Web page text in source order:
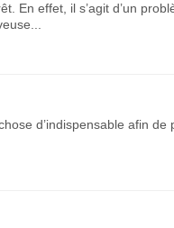
En effet, il s’agit d’un
d’indispensable afin de